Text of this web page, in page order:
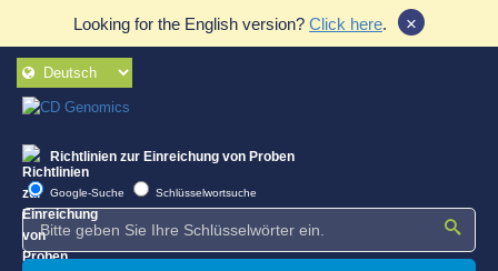
Looking for the English version? Click here. ×
Richtlinien zur Einreichung von Proben
Google-Suche Schlüsselwortsuche